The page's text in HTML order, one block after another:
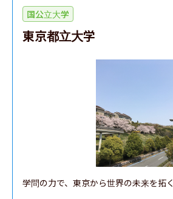
国公立大学
東京都立大学
学問の力で、東京から世界の未来を拓く